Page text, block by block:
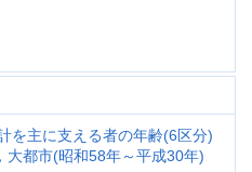
を主に支える者の年齢(6区分)
大都市(昭和58年～平成30年)